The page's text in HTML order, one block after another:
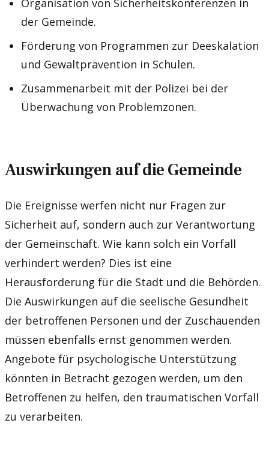
Organisation von Sicherheitskonferenzen in
der Gemeinde.
Förderung von Programmen zur Deeskalation
und Gewaltprävention in Schulen.
Zusammenarbeit mit der Polizei bei der
Überwachung von Problemzonen.
Auswirkungen auf die Gemeinde
Die Ereignisse werfen nicht nur Fragen zur
Sicherheit auf, sondern auch zur Verantwortung
der Gemeinschaft. Wie kann solch ein Vorfall
verhindert werden? Dies ist eine
Herausforderung für die Stadt und die Behörden.
Die Auswirkungen auf die seelische Gesundheit
der betroffenen Personen und der Zuschauenden
müssen ebenfalls ernst genommen werden.
Angebote für psychologische Unterstützung
könnten in Betracht gezogen werden, um den
Betroffenen zu helfen, den traumatischen Vorfall
zu verarbeiten.